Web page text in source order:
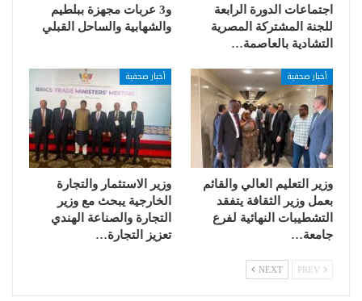
اجتماعات الدورة الرابعة
للجنة المشتركة المصرية
التشادية بالعاصمة…
و3 عربات مجهزة ببلطيم
والشهابية والساحل القبلي
أخبار صحفية
وزير التعليم العالي والقائم
بعمل وزير الثقافة يتفقد
التشطيبات النهائية لفرع
جامعة…
أخبار صحفية
وزير الاستثمار والتجارة
الخارجية يبحث مع وزير
التجارة والصناعة الهندي
تعزيز التجارة…
NEXT